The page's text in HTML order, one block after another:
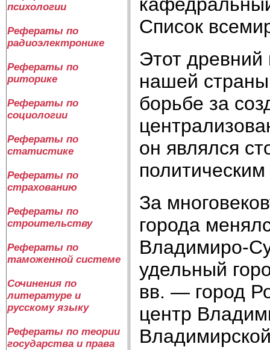
психологии
Рефераты по
радиоэлектронике
Рефераты по
риторике
Рефераты по
социологии
Рефераты по
статистике
Рефераты по
страхованию
Рефераты по
строительству
Рефераты по
таможенной системе
Сочинения по
литературе и
русскому языку
Рефераты по теории
государства и права
Список
Этот древний
нашей
борьбе за
он являлся
За
города
Владимиро-
удельный
вв. — город
центр